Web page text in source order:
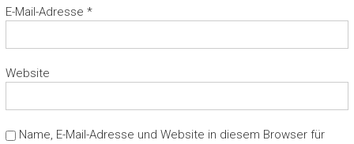
E-Mail-Adresse *
Website
Name, E-Mail-Adresse und Website in diesem Browser für